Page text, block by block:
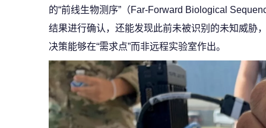
的“前线生物测序”（Far-Forward Biological
结果进行确认，还能发现此前未被识别的未知威胁
决策能够在“需求点”而非远程实验室作出。